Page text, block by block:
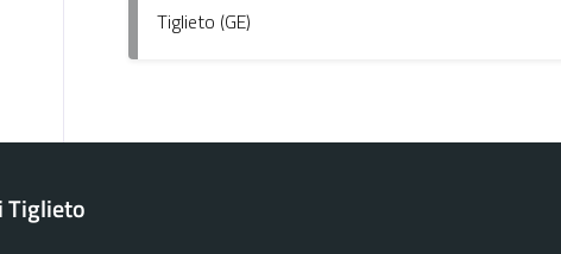
Tiglieto (GE)
Tiglieto